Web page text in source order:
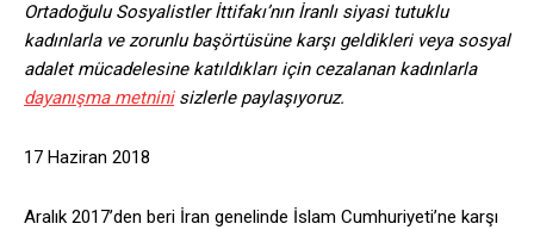
Ortadoğulu Sosyalistler İttifakı’nın İranlı siyasi tutuklu
kadınlarla ve zorunlu başörtüsüne karşı geldikleri veya sosyal
adalet mücadelesine katıldıkları için cezalanan kadınlarla
dayanışma metninisizlerle paylaşıyoruz.
17 Haziran 2018
Aralık 2017’den beri İran genelinde İslam Cumhuriyeti’ne karşı